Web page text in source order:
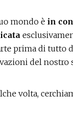
mondo è in
prima di tutto
del
volta,